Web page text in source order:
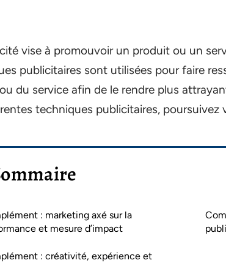
vise à promouvoir un produit ou un
publicitaires sont utilisées pour faire
du service afin de le rendre plus
techniques publicitaires, poursuivez
: marketing axé sur la
et mesure d’impact
: créativité, expérience et